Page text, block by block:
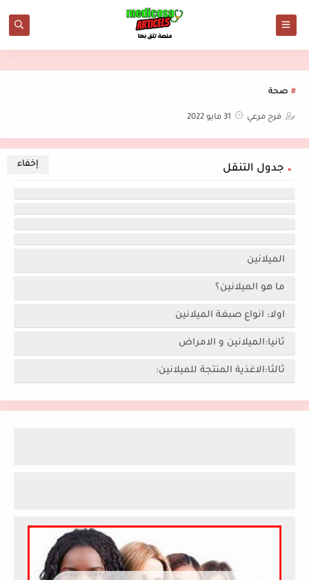
صحة
فرح مرعي 31 مايو 2022
جدول التنقل
الميلانين
ما هو الميلانين؟
اولا: انواع صبغة الميلانين
ثانيا:الميلانين و الامراض
ثالثا:الاغذية المنتجة للميلانين: